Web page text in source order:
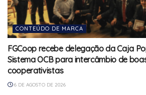
CONTEÚDO DE MARCA
FGCoop recebe delegação da Caja
Sistema OCB para intercâmbio de
cooperativistas
6 DE AGOSTO DE 2026